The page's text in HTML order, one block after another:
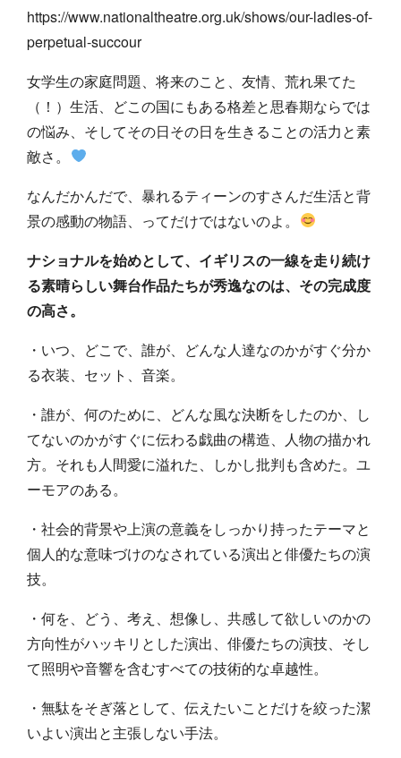
https://www.nationaltheatre.org.uk/shows/our-ladies-of-
perpetual-succour
女学生の家庭問題、将来のこと、友情、荒れ果てた
（！）生活、どこの国にもある格差と思春期ならでは
の悩み、そしてその日その日を生きることの活力と素
敵さ。
なんだかんだで、暴れるティーンのすさんだ生活と背
景の感動の物語、ってだけではないのよ。
ナショナルを始めとして、イギリスの一線を走り続け
る素晴らしい舞台作品たちが秀逸なのは、その完成度
の高さ。
・いつ、どこで、誰が、どんな人達なのかがすぐ分か
る衣装、セット、音楽。
・誰が、何のために、どんな風な決断をしたのか、し
てないのかがすぐに伝わる戯曲の構造、人物の描かれ
方。それも人間愛に溢れた、しかし批判も含めた。ユ
ーモアのある。
・社会的背景や上演の意義をしっかり持ったテーマと
個人的な意味づけのなされている演出と俳優たちの演
技。
・何を、どう、考え、想像し、共感して欲しいのかの
方向性がハッキリとした演出、俳優たちの演技、そし
て照明や音響を含むすべての技術的な卓越性。
・無駄をそぎ落として、伝えたいことだけを絞った潔
いよい演出と主張しない手法。